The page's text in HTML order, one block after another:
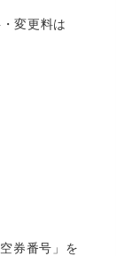
変更料は
券番号」を